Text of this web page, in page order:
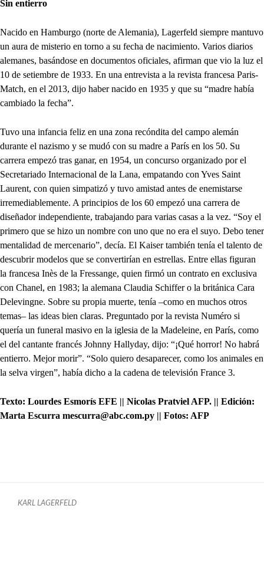
Sin entierro
Nacido en Hamburgo (norte de Alemania), Lagerfeld siempre mantuvo
un aura de misterio en torno a su fecha de nacimiento. Varios diarios
alemanes, basándose en documentos oficiales, afirman que vio la luz el
10 de setiembre de 1933. En una entrevista a la revista francesa Paris-
Match, en el 2013, dijo haber nacido en 1935 y que su “madre había
cambiado la fecha”.
Tuvo una infancia feliz en una zona recóndita del campo alemán
durante el nazismo y se mudó con su madre a París en los 50. Su
carrera empezó tras ganar, en 1954, un concurso organizado por el
Secretariado Internacional de la Lana, empatando con Yves Saint
Laurent, con quien simpatizó y tuvo amistad antes de enemistarse
irremediablemente. A principios de los 60 empezó una carrera de
diseñador independiente, trabajando para varias casas a la vez. “Soy el
primero que se hizo un nombre con uno que no era el suyo. Debo tener
mentalidad de mercenario”, decía. El Kaiser también tenía el talento de
descubrir modelos que se convertirían en estrellas. Entre ellas figuran
la francesa Inès de la Fressange, quien firmó un contrato en exclusiva
con Chanel, en 1983; la alemana Claudia Schiffer o la británica Cara
Delevingne. Sobre su propia muerte, tenía –como en muchos otros
temas– las ideas bien claras. Preguntado por la revista Numéro si
quería un funeral masivo en la iglesia de la Madeleine, en París, como
el del cantante francés Johnny Hallyday, dijo: “¡Qué horror! No habrá
entierro. Mejor morir”. “Solo quiero desaparecer, como los animales en
la selva virgen”, había dicho a la cadena de televisión France 3.
Texto: Lourdes Esmorís EFE || Nicolas Pratviel AFP. || Edición:
Marta Escurra mescurra@abc.com.py || Fotos: AFP
KARL LAGERFELD